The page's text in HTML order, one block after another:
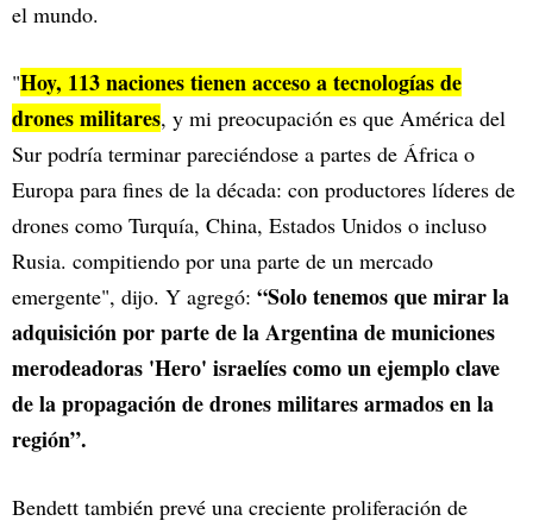
el mundo.
"Hoy, 113 naciones tienen acceso a tecnologías de
drones militares, y mi preocupación es que América del
Sur podría terminar pareciéndose a partes de África o
Europa para fines de la década: con productores líderes de
drones como Turquía, China, Estados Unidos o incluso
Rusia. compitiendo por una parte de un mercado
emergente", dijo. Y agregó: “Solo tenemos que mirar la
adquisición por parte de la Argentina de municiones
merodeadoras 'Hero' israelíes como un ejemplo clave
de la propagación de drones militares armados en la
región”.
Bendett también prevé una creciente proliferación de